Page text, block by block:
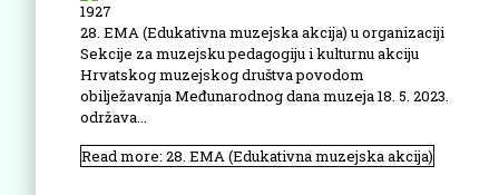
1927
28. EMA (Edukativna muzejska akcija) u organizaciji
Sekcije za muzejsku pedagogiju i kulturnu akciju
Hrvatskog muzejskog društva povodom
obilježavanja Međunarodnog dana muzeja 18. 5. 2023.
održava...
Read more: 28. EMA (Edukativna muzejska akcija)